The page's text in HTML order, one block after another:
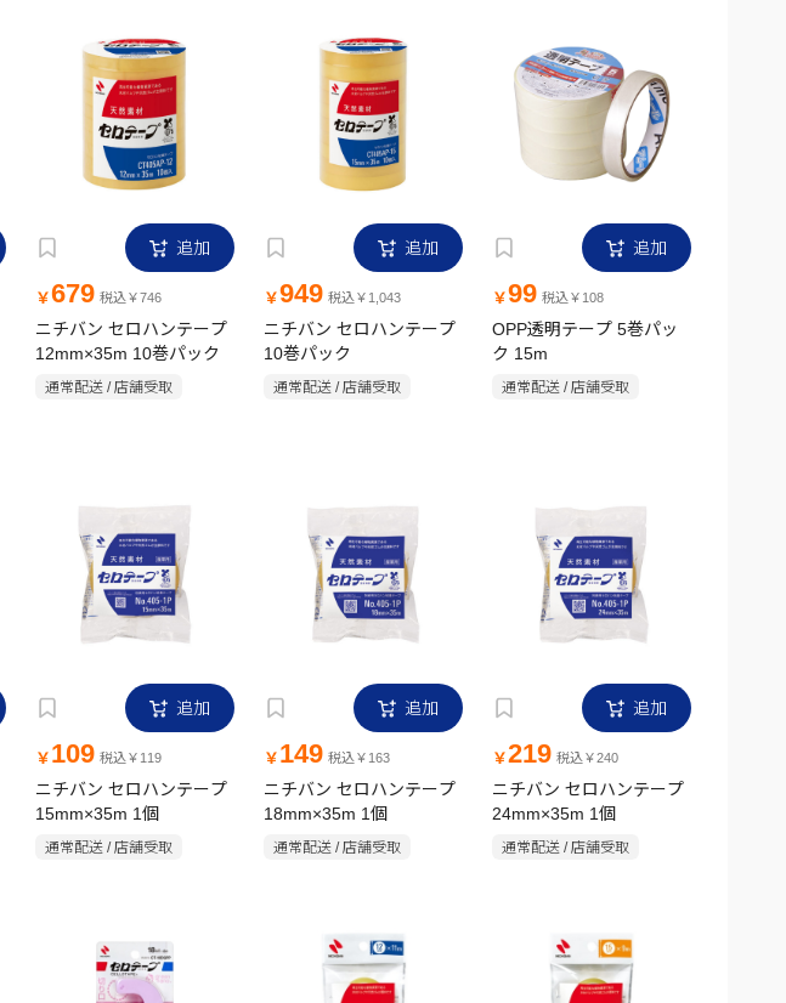
追加
￥679 税込￥746
ニチバン セロハンテープ
12mm×35m 10巻パック
通常配送 / 店舗受取
追加
￥949 税込￥1,043
ニチバン セロハンテープ
10巻パック
通常配送 / 店舗受取
追加
￥99 税込￥108
OPP透明テープ 5巻パッ
ク 15m
通常配送 / 店舗受取
追加
￥ 109 税込￥119
ニチバン セロハンテープ
15mm×35m 1個
通常配送 / 店舗受取
追加
￥ 149 税込￥163
ニチバン セロハンテープ
18mm×35m 1個
通常配送 / 店舗受取
追加
￥219 税込￥240
ニチバン セロハンテープ
24mm×35m 1個
通常配送 / 店舗受取